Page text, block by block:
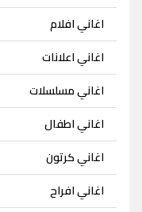
اغاني افلام
اغاني اعلانات
اغاني مسلسلات
اغاني اطفال
اغاني كرتون
اغاني افراح